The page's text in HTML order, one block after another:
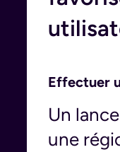
Effectuer
Un
une